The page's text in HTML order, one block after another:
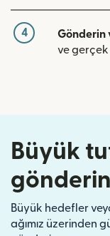
4 Gönderin
ve gerçek
Büyük
gönderin
Büyük hedefler
ağımız üzerinden